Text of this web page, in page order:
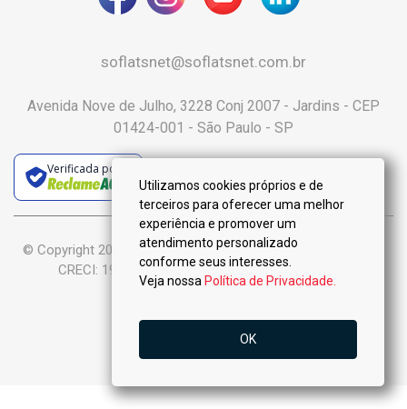
soflatsnet@soflatsnet.com.br
Avenida Nove de Julho, 3228 Conj 2007 - Jardins - CEP
01424-001 - São Paulo - SP
Verificada por
© Copyright 2025 :: Só Flats Negócios Imobiliários Ltda-Me ::
CRECI: 19.926-J - Todos os Direitos Reservados.
Utilizamos cookies próprios e de
terceiros para oferecer uma melhor
experiência e promover um
atendimento personalizado
conforme seus interesses.
Veja nossa Política de Privacidade.
OK